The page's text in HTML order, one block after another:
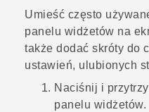
POMOC TECHNICZNA
Urządzenia i akcesoria
Zaloguj się
Umieść często
panelu widżetów na
także dodać skróty do
ustawień, ulubionych
Naciśnij i
panelu widżetów.